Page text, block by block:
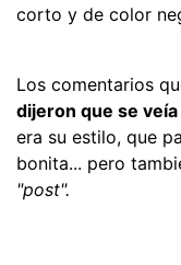
corto y de color
Los comentarios
dijeron que se
era su estilo, que
bonita... pero
"post".